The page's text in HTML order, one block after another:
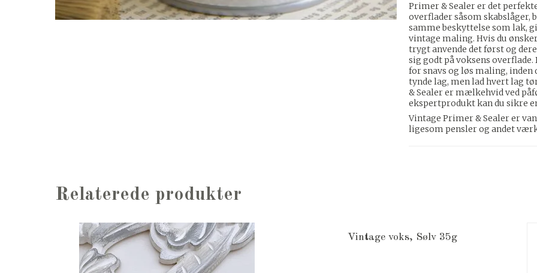
Primer & Sealer er det
overflader såsom skabslåger,
samme beskyttelse som lak,
vintage maling. Hvis du
trygt anvende det først og
sig godt på voksens
for snavs og løs maling, inden
tynde lag, men lad hvert lag
& Sealer er mælkehvid ved
ekspertprodukt kan du sikre
Vintage Primer & Sealer er
ligesom pensler og andet
Relaterede produkter
Vintage voks, Sølv 35g